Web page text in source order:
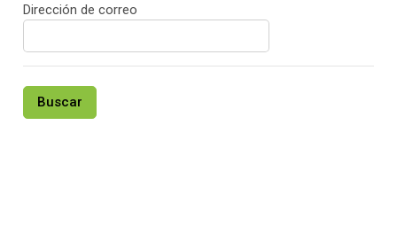
Dirección de correo